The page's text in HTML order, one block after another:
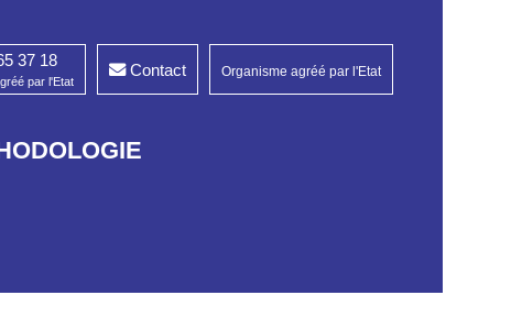
Organisme agréé par l'Etat
Contact
37 18
par l'Etat